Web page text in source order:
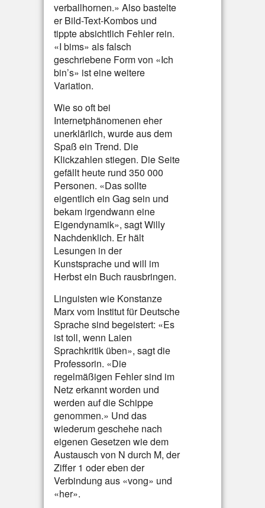
verballhornen.» Also bastelte
er Bild-Text-Kombos und
tippte absichtlich Fehler rein.
«I bims» als falsch
geschriebene Form von «Ich
bin’s» ist eine weitere
Variation.
Wie so oft bei
Internetphänomenen eher
unerklärlich, wurde aus dem
Spaß ein Trend. Die
Klickzahlen stiegen. Die Seite
gefällt heute rund 350 000
Personen. «Das sollte
eigentlich ein Gag sein und
bekam irgendwann eine
Eigendynamik», sagt Willy
Nachdenklich. Er hält
Lesungen in der
Kunstsprache und will im
Herbst ein Buch rausbringen.
Linguisten wie Konstanze
Marx vom Institut für Deutsche
Sprache sind begeistert: «Es
ist toll, wenn Laien
Sprachkritik üben», sagt die
Professorin. «Die
regelmäßigen Fehler sind im
Netz erkannt worden und
werden auf die Schippe
genommen.» Und das
wiederum geschehe nach
eigenen Gesetzen wie dem
Austausch von N durch M, der
Ziffer 1 oder eben der
Verbindung aus «vong» und
«her».